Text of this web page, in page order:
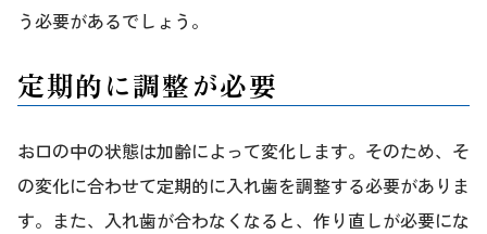
う必要があるでしょう。
定期的に調整が必要
お口の中の状態は加齢によって変化します。そのため、そ
の変化に合わせて定期的に入れ歯を調整する必要がありま
す。また、入れ歯が合わなくなると、作り直しが必要にな